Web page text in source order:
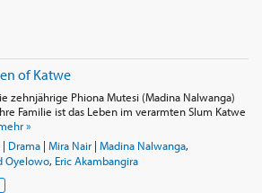
of Katwe
zehnjährige Phiona Mutesi (Madina Nalwanga)
Familie ist das Leben im verarmten Slum Katwe
»
| Drama| Mira Nair| Madina Nalwanga,
Oyelowo, Eric Akambangira